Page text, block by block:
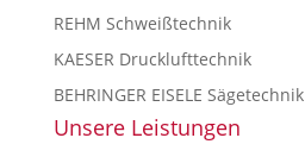
REHM Schweißtechnik
KAESER Drucklufttechnik
BEHRINGER EISELE Sägetechnik
Unsere Leistungen